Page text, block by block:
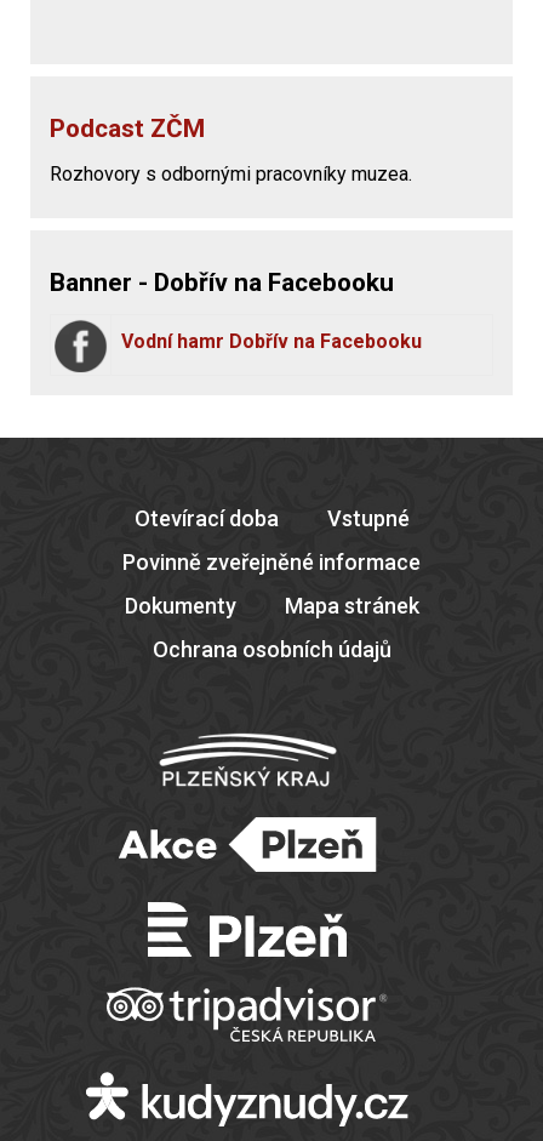
Podcast ZČM
Rozhovory s odbornými pracovníky muzea.
Banner - Dobřív na Facebooku
Vodní hamr Dobřív na Facebooku
Otevírací doba
Vstupné
Povinně zveřejněné informace
Dokumenty
Mapa stránek
Ochrana osobních údajů